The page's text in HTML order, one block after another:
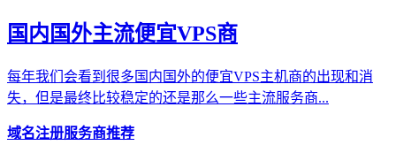
国内国外主流便宜VPS商
每年我们会看到很多国内国外的便宜VPS主机商的出现和消
失，但是最终比较稳定的还是那么一些主流服务商...
域名注册服务商推荐